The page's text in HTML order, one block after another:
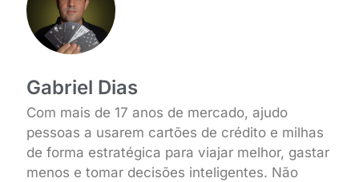
Gabriel Dias
Com mais de 17 anos de mercado, ajudo
pessoas a usarem cartões de crédito e milhas
de forma estratégica para viajar melhor, gastar
menos e tomar decisões inteligentes. Não